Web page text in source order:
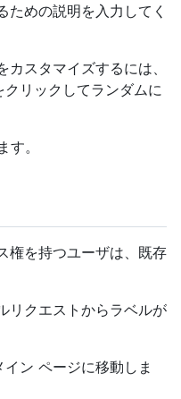
ための説明を入力してく
スタマイズするには、
クリックしてランダムに
す。
権を持つユーザは、既存
リクエストからラベルが
ン ページに移動しま